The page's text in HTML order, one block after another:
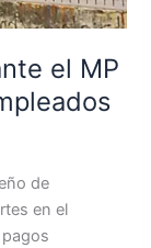
el MP
de
en el